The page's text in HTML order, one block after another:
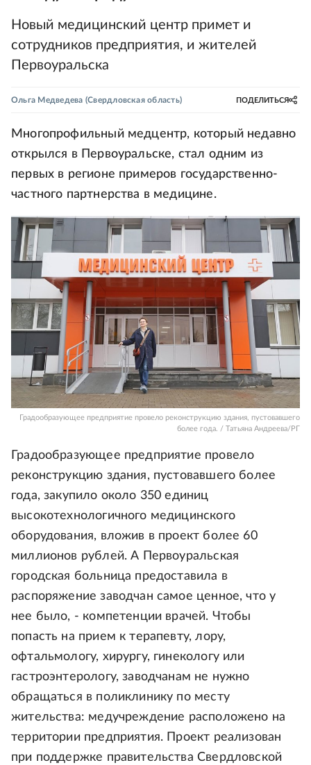
Новый медицинский центр примет и
сотрудников предприятия, и жителей
Первоуральска
Ольга Медведева (Свердловская область) ПОДЕЛИТЬСЯ
Многопрофильный медцентр, который недавно
открылся в Первоуральске, стал одним из
первых в регионе примеров государственно-
частного партнерства в медицине.
Градообразующее предприятие провело реконструкцию здания, пустовавшего
более года. / Татьяна Андреева/РГ
Градообразующее предприятие провело
реконструкцию здания, пустовавшего более
года, закупило около 350 единиц
высокотехнологичного медицинского
оборудования, вложив в проект более 60
миллионов рублей. А Первоуральская
городская больница предоставила в
распоряжение заводчан самое ценное, что у
нее было, - компетенции врачей. Чтобы
попасть на прием к терапевту, лору,
офтальмологу, хирургу, гинекологу или
гастроэнтерологу, заводчанам не нужно
обращаться в поликлинику по месту
жительства: медучреждение расположено на
территории предприятия. Проект реализован
при поддержке правительства Свердловской